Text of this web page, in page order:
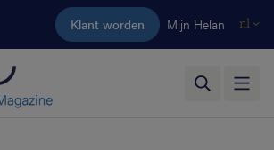
Ga naar de hoofdinhoud
Klant worden Mijn Helan nl